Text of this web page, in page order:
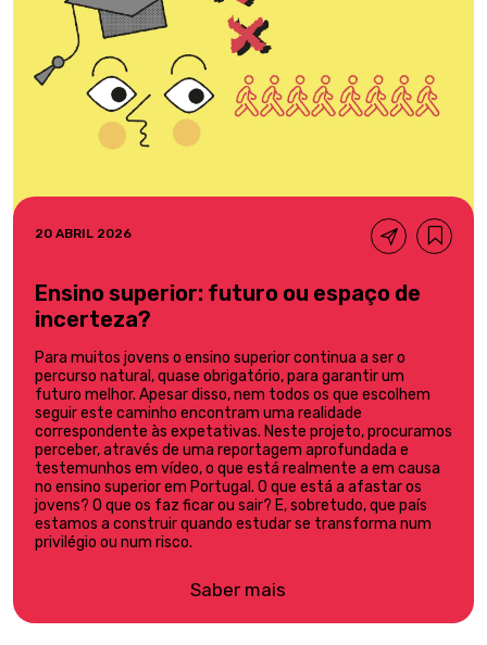
20 ABRIL 2026
Ensino superior: futuro ou espaço de
incerteza?
Para muitos jovens o ensino superior continua a ser o
percurso natural, quase obrigatório, para garantir um
futuro melhor. Apesar disso, nem todos os que escolhem
seguir este caminho encontram uma realidade
correspondente às expetativas. Neste projeto, procuramos
perceber, através de uma reportagem aprofundada e
testemunhos em vídeo, o que está realmente a em causa
no ensino superior em Portugal. O que está a afastar os
jovens? O que os faz ficar ou sair? E, sobretudo, que país
estamos a construir quando estudar se transforma num
privilégio ou num risco.
Saber mais